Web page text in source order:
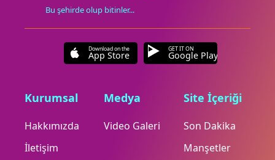
Bu şehirde olup bitinler...
Download on the
App Store
GET IT ON
Google Play
Kurumsal
Hakkımızda
İletişim
Medya
Video Galeri
Site İçeriği
Son Dakika
Manşetler